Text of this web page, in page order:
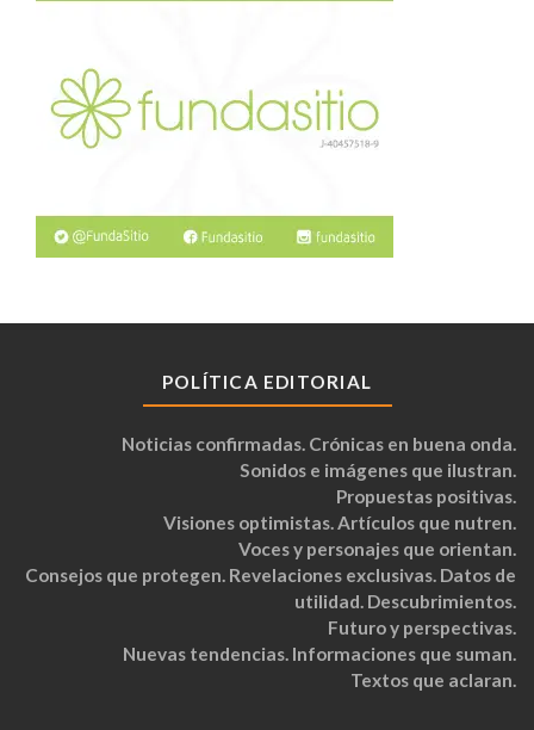
POLÍTICA EDITORIAL
Noticias confirmadas. Crónicas en buena onda.
Sonidos e imágenes que ilustran.
Propuestas positivas.
Visiones optimistas. Artículos que nutren.
Voces y personajes que orientan.
Consejos que protegen. Revelaciones exclusivas. Datos de
utilidad. Descubrimientos.
Futuro y perspectivas.
Nuevas tendencias. Informaciones que suman.
Textos que aclaran.